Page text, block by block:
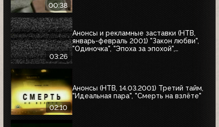
00:38
03:26
Анонсы и рекламные заставки (НТВ,
январь-февраль 2001) "Закон любви",
"Одиночка", "Эпоха за эпохой",
02:10
Анонсы (НТВ, 14.03.2001) Третий тайм,
"Идеальная пара", "Смерть на взлёте"